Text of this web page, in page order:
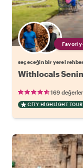
Favori
seçeceğin bir yerel
Withlocals
169
CITY HIGHLIGHT TOUR